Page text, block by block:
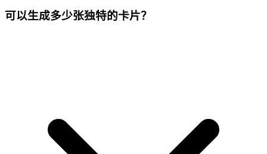
可以生成多少张独特的卡片？